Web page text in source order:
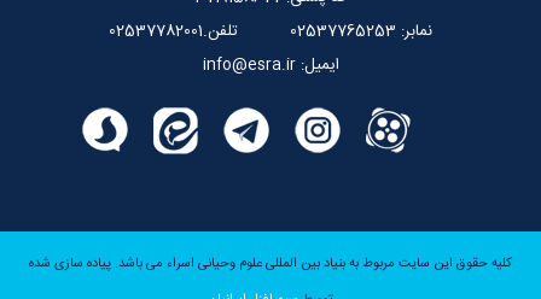
نمابر: 02537765253
تلفن.02537782001
ایمیل: info@esra.ir
کلیه حقوق این سایت مربوط به بنیاد بین المللی علوم وحیانی اسراء می باشد. پیاده سازی شده